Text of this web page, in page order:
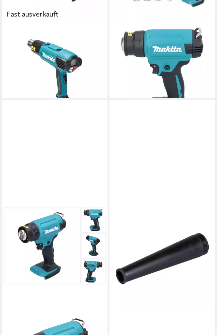
Fast ausverkauft
Heißluftgebläse Makita
Heissluftgebläse 2000W
lieferbar - in 2-3 Werktagen bei dir
MAKITA
Akku-Heißluftgebläse DHG
181 ZJ Akku Heißluftgebläse
18 V 150 - 550 °C + Makpac
lieferbar - in 7-9 Werktagen bei dir